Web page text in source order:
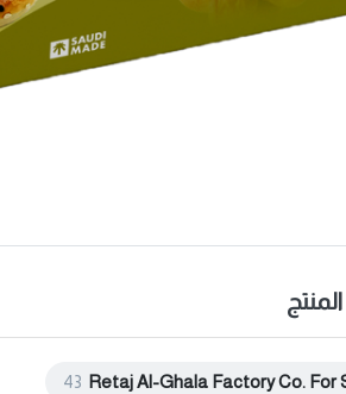
Retaj Al-Ghala Factory Co. For
43